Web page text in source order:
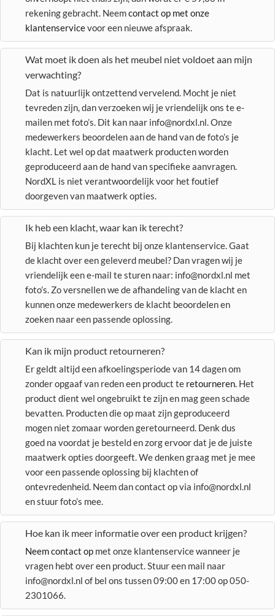
rekening gebracht. Neemcontact op met onze
klantenservicevoor een nieuwe afspraak.
Wat moet ik doen als het meubel niet voldoet aan mijn
verwachting?
Dat is natuurlijk ontzettend vervelend. Mocht je niet
tevreden zijn, dan verzoeken wij je vriendelijk ons te e-
mailen met foto’s. Dit kan naar info@nordxl.nl. Onze
medewerkers beoordelen aan de hand van de foto’s je
klacht. Let wel op dat maatwerk producten worden
geproduceerd aan de hand van specifieke aanvragen.
NordXL is niet verantwoordelijk voor het foutief
doorgeven van maatwerk opties.
Ik heb een klacht, waar kan ik terecht?
Bij klachten kun je terecht bij onze klantenservice. Gaat
de klacht over een geleverd meubel? Dan vragen wij je
vriendelijk een e-mail te sturen naar: info@nordxl.nl met
foto’s. Zo versnellen we de afhandeling van de klacht en
kunnen onze medewerkers de klacht beoordelen en
zoeken naar een passende oplossing.
Kan ik mijn product retourneren?
Er geldt altijd een afkoelingsperiode van 14 dagen om
zonder opgaaf van reden een product te retourneren. Het
product dient wel ongebruikt te zijn en mag geen schade
bevatten. Producten die op maat zijn geproduceerd
mogen niet zomaar worden geretourneerd. Denk dus
goed na voordat je besteld en zorg ervoor dat je de juiste
maatwerk opties doorgeeft. We denken graag met je mee
voor een passende oplossing bij klachten of
ontevredenheid. Neem dan contact op via info@nordxl.nl
en stuur foto’s mee.
Hoe kan ik meer informatie over een product krijgen?
Neem contact op met onze klantenservice wanneer je
vragen hebt over een product. Stuur een mail naar
info@nordxl.nl of bel ons tussen 09:00 en 17:00 op 050-
2301066.